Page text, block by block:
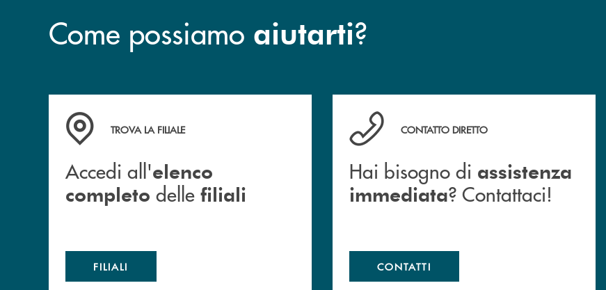
Come possiamo aiutarti?
Accedi all' elenco completo delle filiali
TROVA LA FILIALE
Accedi all'elenco
completo delle filiali
FILIALI
Hai bisogno di assistenza immediata ? Contattaci!
CONTATTO DIRETTO
Hai bisogno di assistenza
immediata? Contattaci!
CONTATTI